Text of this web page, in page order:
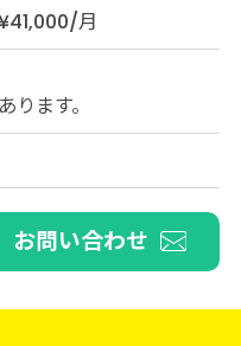
月
ます。
お問い合わせ